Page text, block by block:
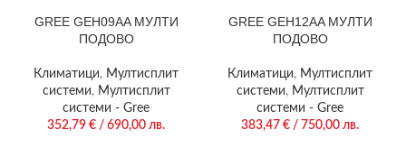
GREE GEH09AA МУЛТИ
ПОДОВО
Климатици, Мултисплит
системи, Мултисплит
системи - Gree
352,79 € / 690,00 лв.
GREE GEH12AA МУЛТИ
ПОДОВО
Климатици, Мултисплит
системи, Мултисплит
системи - Gree
383,47 € / 750,00 лв.